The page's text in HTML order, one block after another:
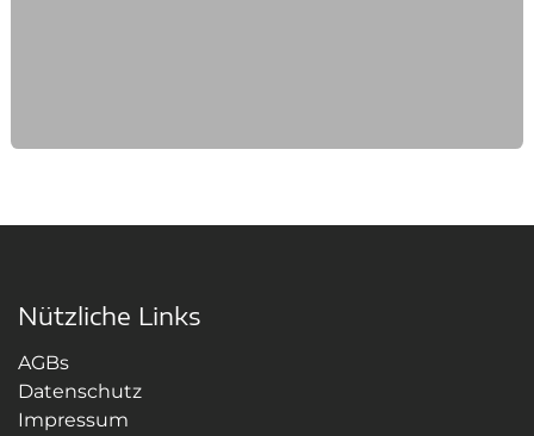
Nützliche Links
AGBs
Datenschutz
Impressum